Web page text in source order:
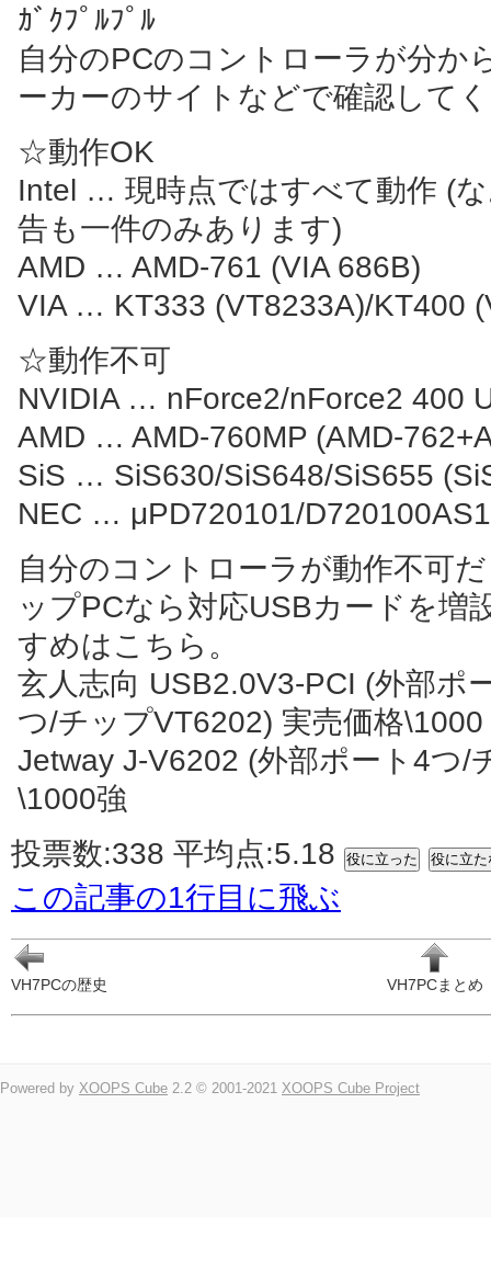
ｶﾞｸﾌﾟﾙﾌﾟﾙ
自分のPCのコントローラが分か
ーカーのサイトなどで確認して
☆動作OK
Intel … 現時点ではすべて動作 (
告も一件のみあります)
AMD … AMD-761 (VIA 686B)
VIA … KT333 (VT8233A)/KT400
☆動作不可
NVIDIA … nForce2/nForce2 400
AMD … AMD-760MP (AMD-
SiS … SiS630/SiS648/SiS655
NEC … μPD720101/D720100AS1
自分のコントローラが動作不可
ップPCなら対応USBカードを増
すめはこちら。
玄人志向 USB2.0V3-PCI (外部ポ
つ/チップVT6202) 実売価格\1000
Jetway J-V6202 (外部ポート4つ/
\1000強
投票数:338 平均点:5.18
この記事の1行目に飛ぶ
VH7PCの歴史 VH7PCまとめ
Powered by XOOPS Cube 2.2 © 2001-2021 XOOPS Cube Project